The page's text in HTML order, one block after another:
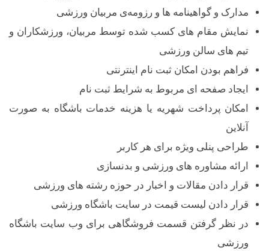
مدارک و گواهینامه ها و رزومه‌ی مربیان ورزشی
نمایش مقام های کسب شده توسط مربیان، ورزشکاران و
تیم های سالن ورزشی
فراهم بودن امکان ثبت نام اینترنتی
ایجاد صفحه ای مربوط به شرایط ثبت نام
امکان پرداخت شهریه یا هزینه خدمات باشگاه به صورت
آنلاین
طراحی پنلی ویژه برای هر کاربر
ارائه مشاوره های ورزشی و بدنسازی
قرار دادن مقالات و اخبار در حوزه رشته های ورزشی
قرار دادن لیست قیمت در سایت باشگاه ورزشی
در نظر گرفتن قسمت فروشگاهی برای وب سایت باشگاه
ورزشی